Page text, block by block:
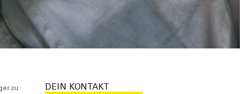
zu DEIN KONTAKT